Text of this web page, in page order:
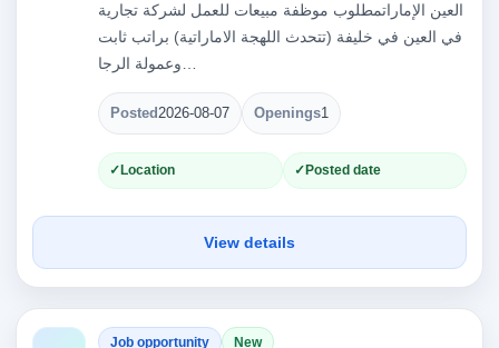
العين الإماراتمطلوب موظفة مبيعات للعمل لشركة تجارية
في العين في خليفة (تتحدث اللهجة الاماراتية) براتب ثابت
Posted2026-08-07 Openings1
Location Posted date
View details
Job opportunity New